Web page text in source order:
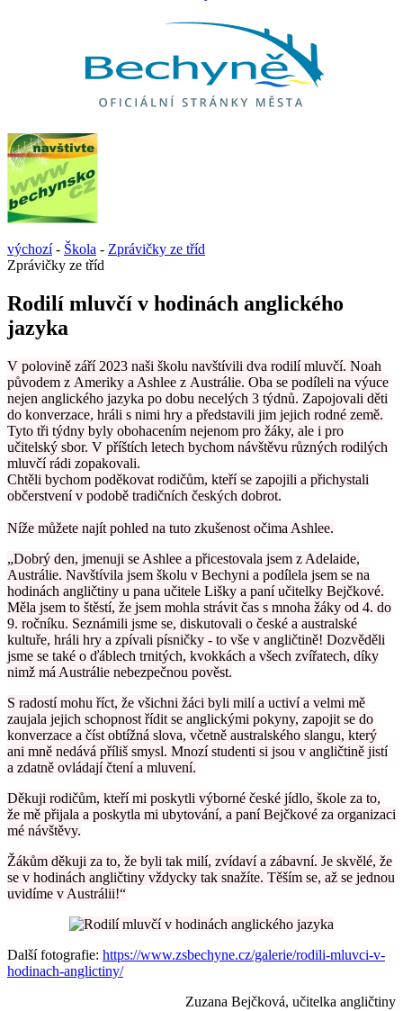
výchozí- Škola - Zprávičky ze tříd
Zprávičky ze tříd
Rodilí mluvčí v hodinách anglického
jazyka
V polovině září 2023 naši školu navštívili dva rodilí mluvčí. Noah
původem z Ameriky a Ashlee z Austrálie. Oba se podíleli na výuce
nejen anglického jazyka po dobu necelých 3 týdnů. Zapojovali děti
do konverzace, hráli s nimi hry a představili jim jejich rodné země.
Tyto tři týdny byly obohacením nejenom pro žáky, ale i pro
učitelský sbor. V příštích letech bychom návštěvu různých rodilých
mluvčí rádi zopakovali.
Chtěli bychom poděkovat rodičům, kteří se zapojili a přichystali
občerstvení v podobě tradičních českých dobrot.
Níže můžete najít pohled na tuto zkušenost očima Ashlee.
„Dobrý den, jmenuji se Ashlee a přicestovala jsem z Adelaide,
Austrálie. Navštívila jsem školu v Bechyni a podílela jsem se na
hodinách angličtiny u pana učitele Lišky a paní učitelky Bejčkové.
Měla jsem to štěstí, že jsem mohla strávit čas s mnoha žáky od 4. do
9. ročníku. Seznámili jsme se, diskutovali o české a australské
kultuře, hráli hry a zpívali písničky - to vše v angličtině! Dozvěděli
jsme se také o ďáblech trnitých, kvokkách a všech zvířatech, díky
nimž má Austrálie nebezpečnou pověst.
S radostí mohu říct, že všichni žáci byli milí a uctiví a velmi mě
zaujala jejich schopnost řídit se anglickými pokyny, zapojit se do
konverzace a číst obtížná slova, včetně australského slangu, který
ani mně nedává příliš smysl. Mnozí studenti si jsou v angličtině jistí
a zdatně ovládají čtení a mluvení.
Děkuji rodičům, kteří mi poskytli výborné české jídlo, škole za to,
že mě přijala a poskytla mi ubytování, a paní Bejčkové za organizaci
mé návštěvy.
Žákům děkuji za to, že byli tak milí, zvídaví a zábavní. Je skvělé, že
se v hodinách angličtiny vždycky tak snažíte. Těším se, až se jednou
uvidíme v Austrálii!“
Další fotografie: https://www.zsbechyne.cz/galerie/rodili-mluvci-v-
hodinach-anglictiny/
Zuzana Bejčková, učitelka angličtiny